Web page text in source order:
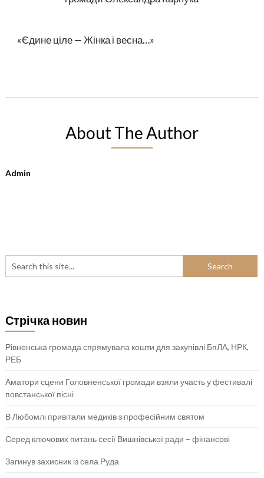
«Єдине ціле — Жінка і весна…»
About The Author
Admin
Стрічка новин
Рівненська громада спрямувала кошти для закупівлі БпЛА, НРК,
РЕБ
Аматори сцени Головненської громади взяли участь у фестивалі
повстанської пісні
В Любомлі привітали медиків з професійним святом
Серед ключових питань сесії Вишнівської ради – фінансові
Загинув захисник із села Руда